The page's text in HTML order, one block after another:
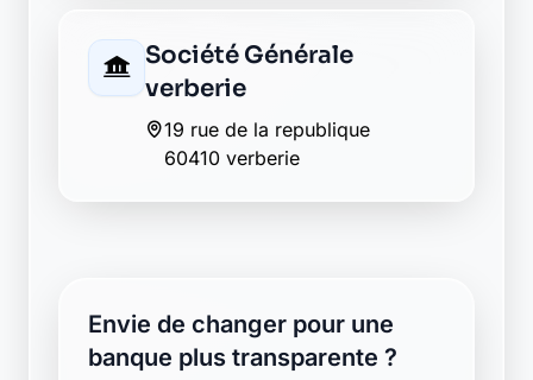
Société Générale
verberie
19 rue de la republique
60410 verberie
Envie de changer pour une
banque plus transparente ?